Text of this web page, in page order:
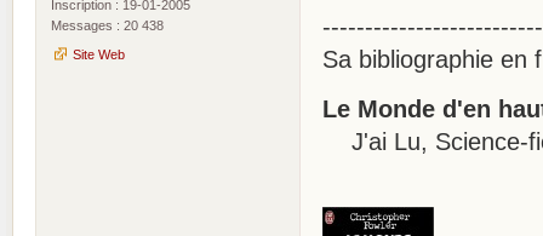
Inscription : 19-01-2005
Messages : 20 438
Site Web
Sa bibliographie en
Le Monde d'en
J'ai Lu, Science-